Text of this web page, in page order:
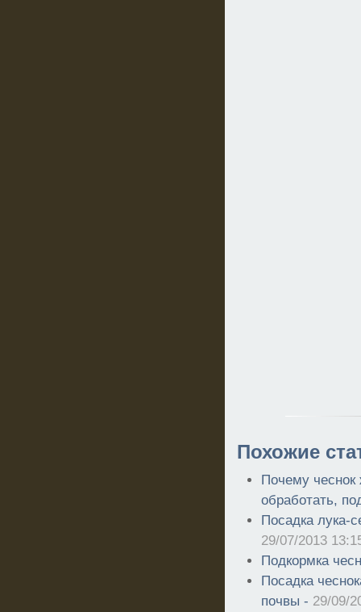
Похожие
Почему чеснок
обработать,
Посадка лука-
29/07/2013
Подкормка
Посадка
почвы - 29/09/